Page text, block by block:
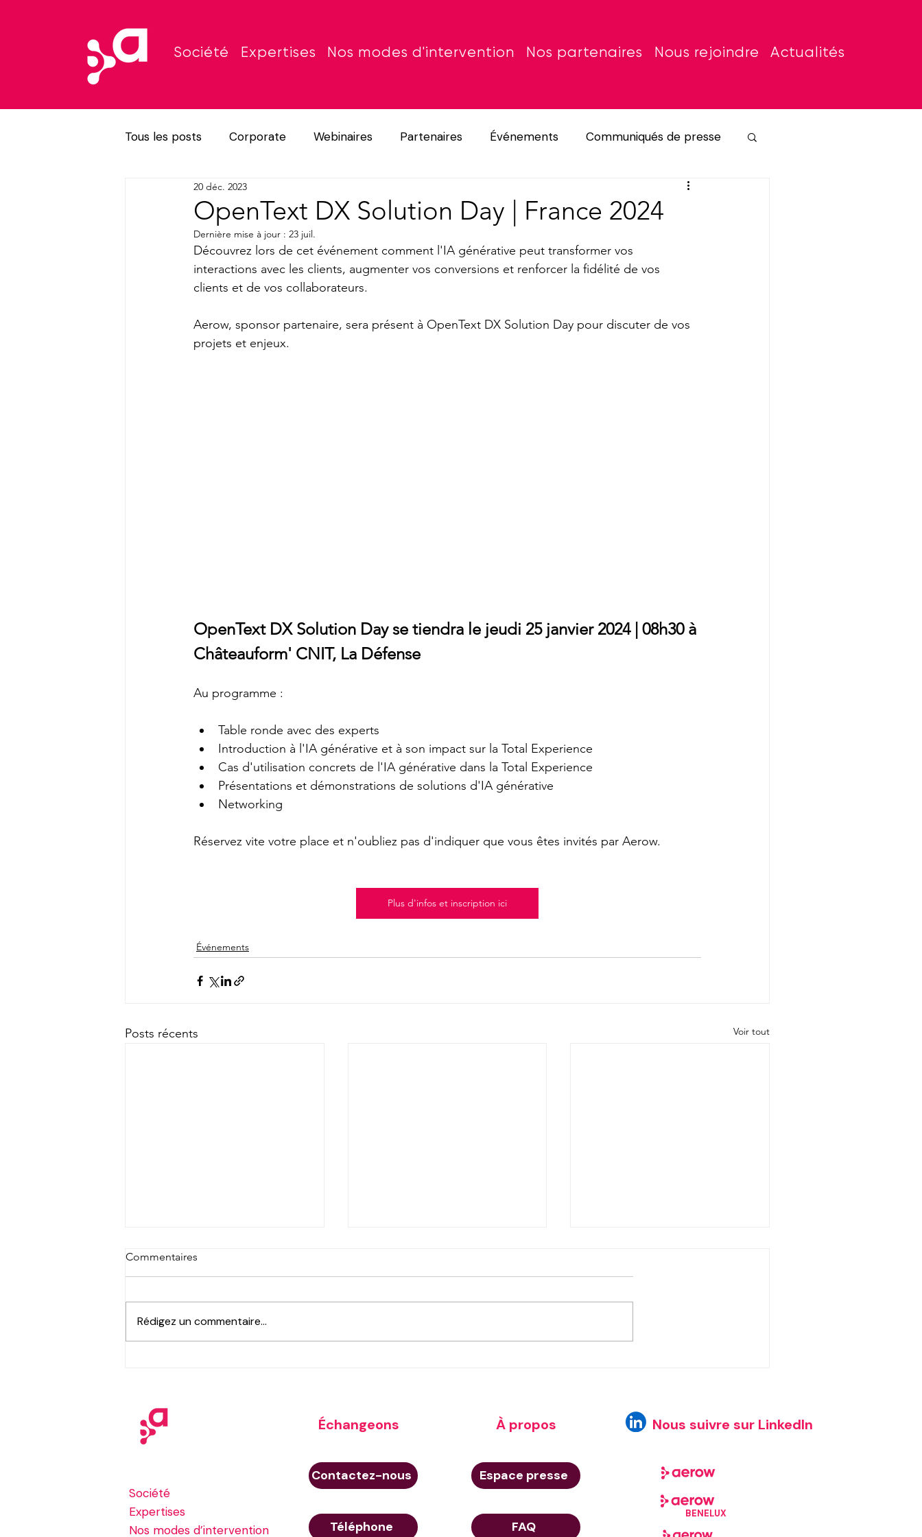
Société Expertises Nos modes d'intervention Nos partenaires Nous rejoindre Actualités
Tous les posts Corporate Webinaires Partenaires Événements Communiqués de presse
Nos engagements
OpenText DX Solution Day | France 2024
20 déc. 2023
Dernière mise à jour : 23 juil.
Découvrez lors de cet événement comment l'IA générative peut transformer vos
interactions avec les clients, augmenter vos conversions et renforcer la fidélité de vos
clients et de vos collaborateurs.
Aerow, sponsor partenaire, sera présent à OpenText DX Solution Day pour discuter de vos
projets et enjeux.
OpenText DX Solution Day se tiendra le jeudi 25 janvier 2024 | 08h30 à
Châteauform' CNIT, La Défense
Au programme :
Table ronde avec des experts
Introduction à l'IA générative et à son impact sur la Total Experience
Cas d'utilisation concrets de l'IA générative dans la Total Experience
Présentations et démonstrations de solutions d'IA générative
Networking
Réservez vite votre place et n'oubliez pas d'indiquer que vous êtes invités par Aerow.
Plus d'infos et inscription ici
Événements
Posts récents Voir tout
client Kem One !
Commentaires
Rédigez un commentaire...
Société
Expertises
Nos modes d’intervention
Échangeons
Contactez-nous
Téléphone
À propos
Espace presse
FAQ
Nous suivre sur LinkedIn
BENELUX